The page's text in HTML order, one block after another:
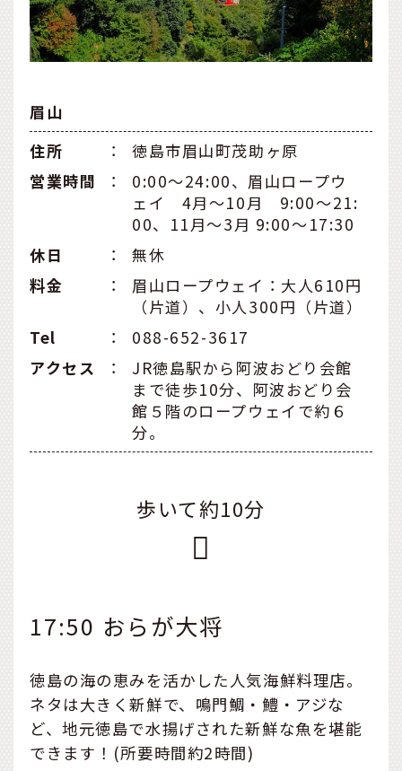
眉山
住所
：
徳島市眉山町茂助ヶ原
営業時間
：
0:00～24:00、眉山ロープウ
ェイ 4月～10月 9:00～21:
00、11月～3月 9:00～17:30
休日
：
無休
料金
：
眉山ロープウェイ：大人610円
（片道）、小人300円（片道）
Tel
：
088-652-3617
アクセス
：
JR徳島駅から阿波おどり会館
まで徒歩10分、阿波おどり会
館５階のロープウェイで約６
分。
歩いて約10分
17:50 おらが大将
徳島の海の恵みを活かした人気海鮮料理店。
ネタは大きく新鮮で、鳴門鯛・鱧・アジな
ど、地元徳島で水揚げされた新鮮な魚を堪能
できます！(所要時間約2時間)